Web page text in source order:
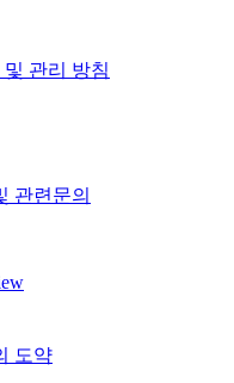
관리 방침
관련문의
도약